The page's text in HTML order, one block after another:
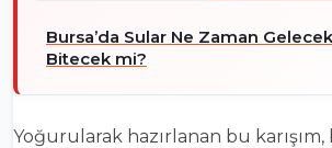
Bursa’da Sular Ne Zaman
Bitecek mi?
Yoğurularak hazırlanan bu